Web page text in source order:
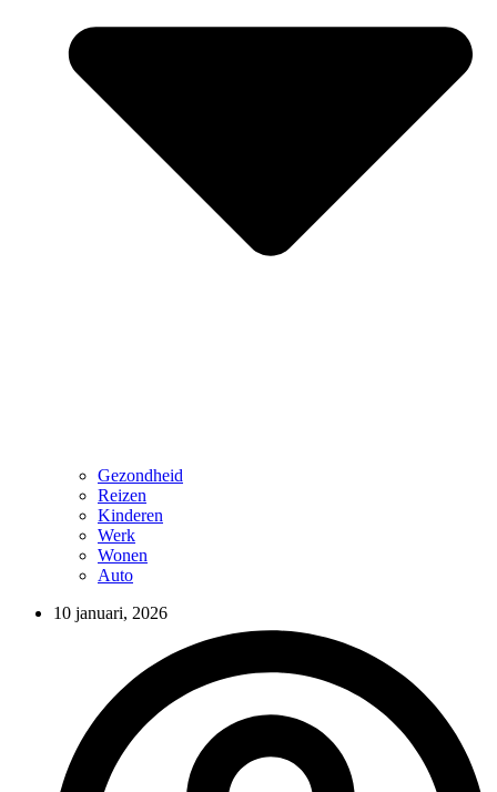
Gezondheid
Reizen
Kinderen
Werk
Wonen
Auto
10 januari, 2026